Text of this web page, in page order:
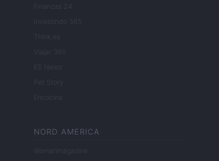
Finanzas 24
Investindo 365
Think.es
Viajar 365
ES Newz
Encocina
NORD AMERICA
Womanmagazine